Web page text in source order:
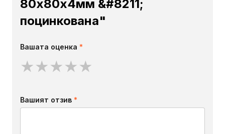
80х80х4мм &#8211;
поцинкована"
Вашата оценка *
★★★★★
Вашият отзив *